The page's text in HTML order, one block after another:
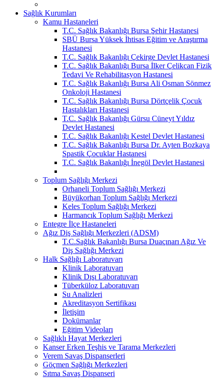
Sağlık Kurumları
Kamu Hastaneleri
T.C. Sağlık Bakanlığı Bursa Şehir Hastanesi
SBÜ Bursa Yüksek İhtisas Eğitim ve Araştırma
Hastanesi
T.C. Sağlık Bakanlığı Çekirge Devlet Hastanesi
T.C. Sağlık Bakanlığı Bursa İlker Çelikcan Fizik
Tedavi Ve Rehabilitasyon Hastanesi
T.C. Sağlık Bakanlığı Bursa Ali Osman Sönmez
Onkoloji Hastanesi
T.C. Sağlık Bakanlığı Bursa Dörtçelik Çocuk
Hastalıkları Hastanesi
T.C. Sağlık Bakanlığı Gürsu Cüneyt Yıldız
Devlet Hastanesi
T.C. Sağlık Bakanlığı Kestel Devlet Hastanesi
T.C. Sağlık Bakanlığı Bursa Dr. Ayten Bozkaya
Spastik Çocuklar Hastanesi
T.C. Sağlık Bakanlığı İnegöl Devlet Hastanesi
Toplum Sağlığı Merkezi
Orhaneli Toplum Sağlığı Merkezi
Büyükorhan Toplum Sağlığı Merkezi
Keles Toplum Sağlığı Merkezi
Harmancık Toplum Sağlığı Merkezi
Entegre İlçe Hastaneleri
Ağız Diş Sağlığı Merkezleri (ADSM)
T.C.Sağlık Bakanlığı Bursa Duaçınarı Ağız Ve
Diş Sağlığı Merkezi
Halk Sağlığı Laboratuvarı
Klinik Laboratuvarı
Klinik Dışı Laboratuvarı
Tüberküloz Laboratuvarı
Su Analizleri
Akreditasyon Sertifikası
İletişim
Dokümanlar
Eğitim Videoları
Sağlıklı Hayat Merkezleri
Kanser Erken Teşhis ve Tarama Merkezleri
Verem Savaş Dispanserleri
Göçmen Sağlığı Merkezleri
Sıtma Savaş Dispanseri